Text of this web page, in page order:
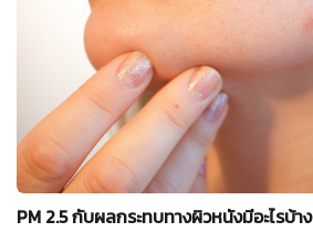
PM 2.5 กับผลกระทบทางผิวหนังมีอะไรบ้าง